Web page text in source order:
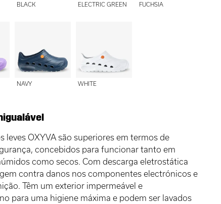
BLACK ELECTRIC GREEN FUCHSIA
NAVY WHITE
leves OXYVA são superiores em termos de
concebidos para funcionar tanto em
como secos. Com descarga eletrostática
contra danos nos componentes electrónicos e
Têm um exterior impermeável e
para uma higiene máxima e podem ser lavados